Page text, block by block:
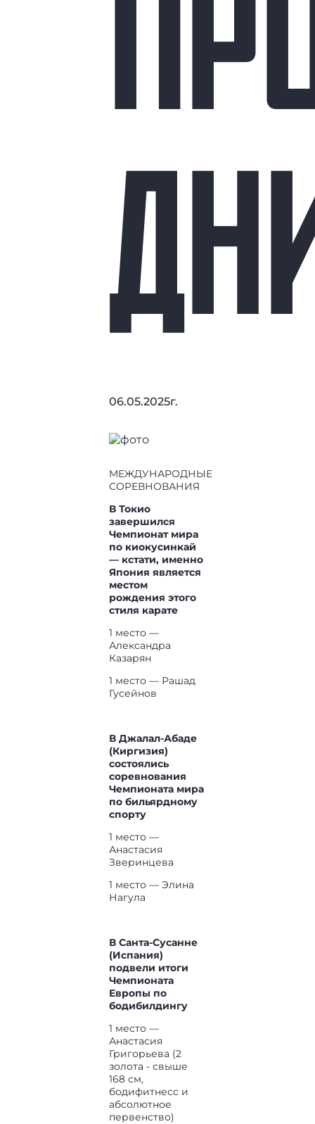
06.05.2025г.
МЕЖДУНАРОДНЫЕ
СОРЕВНОВАНИЯ
В Токио
завершился
Чемпионат мира
по киокусинкай
— кстати, именно
Япония является
местом
рождения этого
стиля карате
1 место —
Александра
Казарян
1 место — Рашад
Гусейнов
В Джалал-Абаде
(Киргизия)
состоялись
соревнования
Чемпионата мира
по бильярдному
спорту
1 место —
Анастасия
Зверинцева
1 место — Элина
Нагула
В Санта-Сусанне
(Испания)
подвели итоги
Чемпионата
Европы по
бодибилдингу
1 место —
Анастасия
Григорьева (2
золота - свыше
168 см,
бодифитнесс и
абсолютное
первенство)